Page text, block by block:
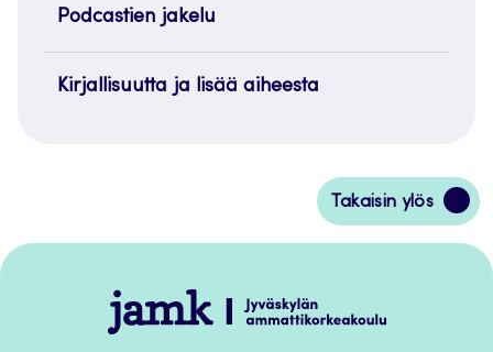
Podcastien jakelu
Kirjallisuutta ja lisää aiheesta
Takaisin ylös
Siirry
takaisin
Jamk
–